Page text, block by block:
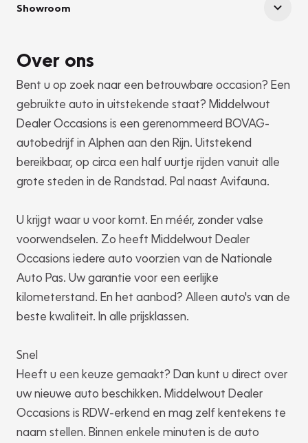
Showroom
Over ons
Bent u op zoek naar een betrouwbare occasion? Een
gebruikte auto in uitstekende staat? Middelwout
Dealer Occasions is een gerenommeerd BOVAG-
autobedrijf in Alphen aan den Rijn. Uitstekend
bereikbaar, op circa een half uurtje rijden vanuit alle
grote steden in de Randstad. Pal naast Avifauna.
U krijgt waar u voor komt. En méér, zonder valse
voorwendselen. Zo heeft Middelwout Dealer
Occasions iedere auto voorzien van de Nationale
Auto Pas. Uw garantie voor een eerlijke
kilometerstand. En het aanbod? Alleen auto's van de
beste kwaliteit. In alle prijsklassen.
Snel
Heeft u een keuze gemaakt? Dan kunt u direct over
uw nieuwe auto beschikken. Middelwout Dealer
Occasions is RDW-erkend en mag zelf kentekens te
naam stellen. Binnen enkele minuten is de auto